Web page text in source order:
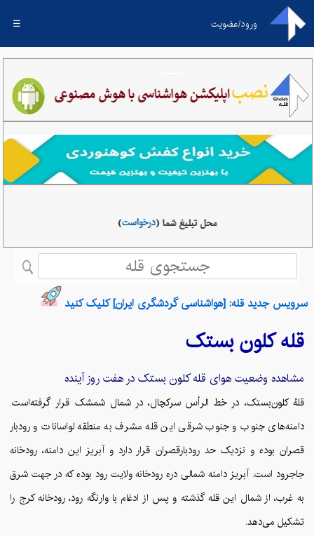
ورود/عضویت ☰
سرویس جدید قله: [هواشناسی گردشگری ایران] کلیک کنید
قلهکلون بستک
مشاهده وضعیت هوای قلهکلون بستکدر هفت روز آینده
قلهٔ کلون‌بستک، در خط الرأس سرکچال، در شمال شمشک قرار گرفته‌است.
دامنه‌های جنوب و جنوب شرقی این قله مشرف به منطقه لواسانات و رودبار
قصران بوده و نزدیک حد رودبارقصران قرار دارد و آبریز این دامنه، رودخانه
جاجرود است. آبریز دامنه شمالی دره رودخانه ولایت رود بوده که در جهت شرق
به غرب، از شمال این قله گذشته و پس از ادغام با وارنگه رود، رودخانه کرج را
تشکیل می‌دهد.